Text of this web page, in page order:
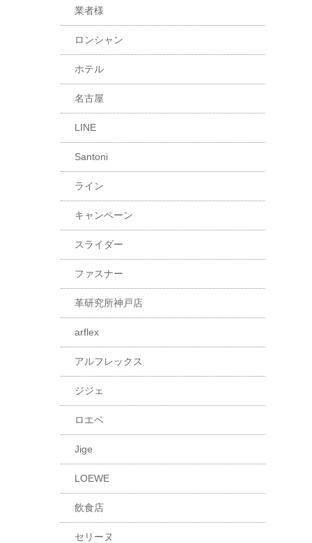
業者様
ロンシャン
ホテル
名古屋
LINE
Santoni
ライン
キャンペーン
スライダー
ファスナー
革研究所神戸店
arflex
アルフレックス
ジジェ
ロエベ
Jige
LOEWE
飲食店
セリーヌ